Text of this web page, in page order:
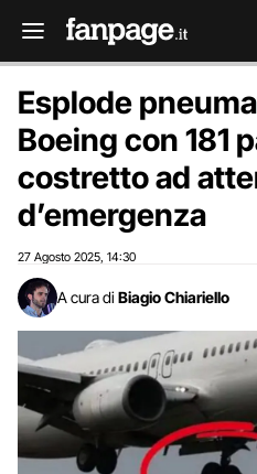
Esplode
Boeing con 181
costretto ad
d’emergenza
27 Agosto 2025 14:30
A cura di Biagio Chiariello